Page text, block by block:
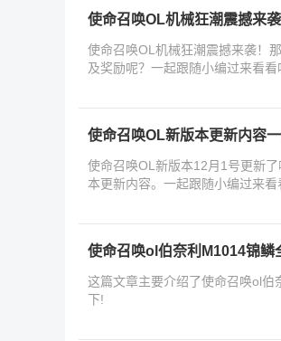
使命召唤OL机械狂潮震撼来
使命召唤OL机械狂潮震撼来袭！
及奖励呢？一起跟随小编过来看
使命召唤OL新版本更新内容
使命召唤OL新版本12月1号更新
本更新内容。一起跟随小编过来
使命召唤ol伯奈利M1014锦鳞
这篇文章主要介绍了使命召唤ol
下!